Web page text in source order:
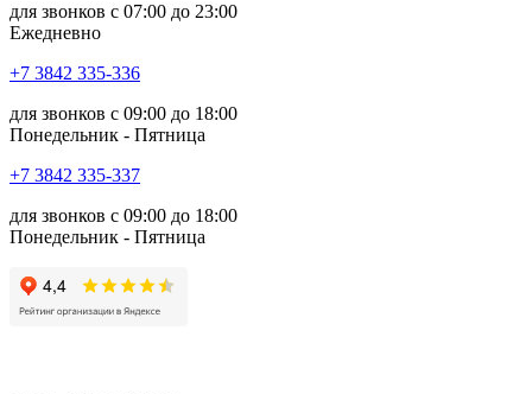
для звонков с 07:00 до 23:00
Ежедневно
+7 3842 335‑336
для звонков с 09:00 до 18:00
Понедельник - Пятница
+7 3842 335‑337
для звонков с 09:00 до 18:00
Понедельник - Пятница